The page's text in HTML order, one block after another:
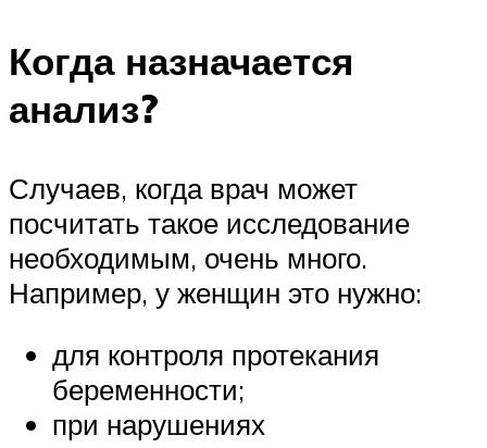
Когда назначается
анализ?
Случаев, когда врач может
посчитать такое исследование
необходимым, очень много.
Например, у женщин это нужно:
для контроля протекания
беременности;
при нарушениях